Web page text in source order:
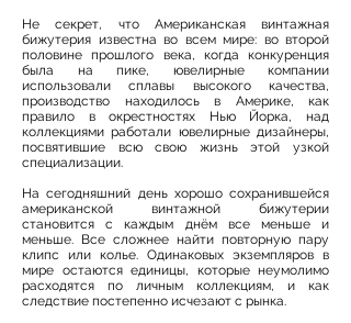
Не секрет, что Американская винтажная
бижутерия известна во всем мире: во второй
половине прошлого века, когда конкуренция
была на пике, ювелирные компании
использовали сплавы высокого качества,
производство находилось в Америке, как
правило в окрестностях Нью Йорка, над
коллекциями работали ювелирные дизайнеры,
посвятившие всю свою жизнь этой узкой
специализации.
На сегодняшний день хорошо сохранившейся
американской винтажной бижутерии
становится с каждым днём все меньше и
меньше. Все сложнее найти повторную пару
клипс или колье. Одинаковых экземпляров в
мире остаются единицы, которые неумолимо
расходятся по личным коллекциям, и как
следствие постепенно исчезают с рынка.